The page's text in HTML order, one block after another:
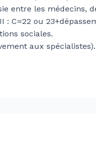
entre les médecins,
C=22 ou
sociales.
aux